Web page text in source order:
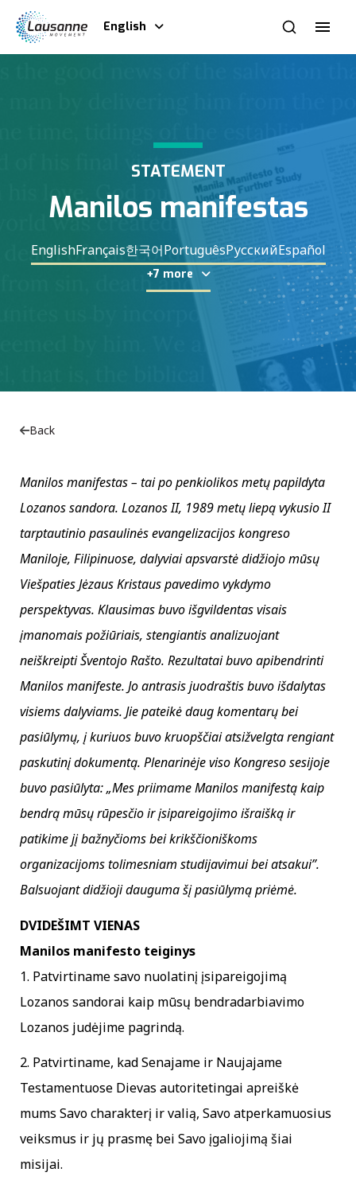
English
STATEMENT
Manilos manifestas
EnglishFrançais한국어PortuguêsРусскийEspañol
+7 more
Back
Manilos manifestas – tai po penkiolikos metų papildyta
Lozanos sandora. Lozanos II, 1989 metų liepą vykusio II
tarptautinio pasaulinės evangelizacijos kongreso
Maniloje, Filipinuose, dalyviai apsvarstė didžiojo mūsų
Viešpaties Jėzaus Kristaus pavedimo vykdymo
perspektyvas. Klausimas buvo išgvildentas visais
įmanomais požiūriais, stengiantis analizuojant
neiškreipti Šventojo Rašto. Rezultatai buvo apibendrinti
Manilos manifeste. Jo antrasis juodraštis buvo išdalytas
visiems dalyviams. Jie pateikė daug komentarų bei
pasiūlymų, į kuriuos buvo kruopščiai atsižvelgta rengiant
paskutinį dokumentą. Plenarinėje viso Kongreso sesijoje
buvo pasiūlyta: „Mes priimame Manilos manifestą kaip
bendrą mūsų rūpesčio ir įsipareigojimo išraišką ir
patikime jį bažnyčioms bei krikščioniškoms
organizacijoms tolimesniam studijavimui bei atsakui”.
Balsuojant didžioji dauguma šį pasiūlymą priėmė.
DVIDEŠIMT VIENAS
Manilos manifesto teiginys
1. Patvirtiname savo nuolatinį įsipareigojimą
Lozanos sandorai kaip mūsų bendradarbiavimo
Lozanos judėjime pagrindą.
2. Patvirtiname, kad Senajame ir Naujajame
Testamentuose Dievas autoritetingai apreiškė
mums Savo charakterį ir valią, Savo atperkamuosius
veiksmus ir jų prasmę bei Savo įgaliojimą šiai
misijai.